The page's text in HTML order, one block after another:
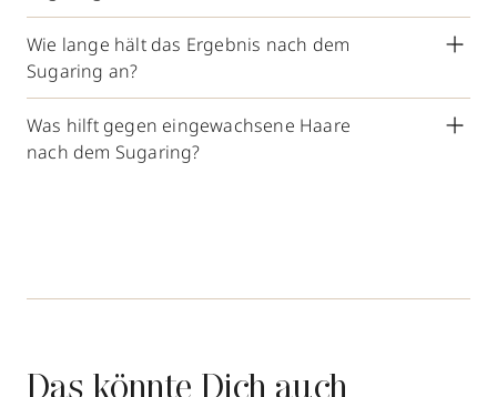
Für eine erfolgreiche Sugaring-
Haarentfernung sollten die Haare
mindestens ein bis zwei Millimeter lang
sein. Das ist kürzer als beim klassischen
Waxing – ein klarer Pluspunkt.
Wie lange hält das Ergebnis nach dem
Sugaring an?
In der Regel hält das Ergebnis drei bis
sechs Wochen. Wer regelmäßig Sugaring
macht, profitiert zusätzlich davon, dass die
Was hilft gegen eingewachsene Haare
nach dem Sugaring?
oben wachsen können.
Das könnte Dich auch